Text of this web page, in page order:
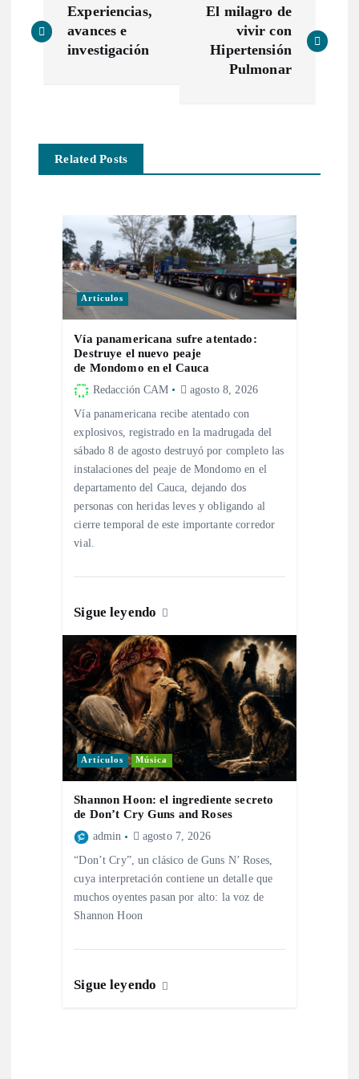
a
g
Experiencias,
avances e
investigación
El milagro de
vivir con
Hipertensión
Pulmonar
Related Posts
Artículos
Vía panamericana sufre atentado:
Destruye el nuevo peaje
de Mondomo en el Cauca
Redacción CAM agosto 8, 2026
Vía panamericana recibe atentado con
explosivos, registrado en la madrugada del
sábado 8 de agosto destruyó por completo las
instalaciones del peaje de Mondomo en el
departamento del Cauca, dejando dos
personas con heridas leves y obligando al
cierre temporal de este importante corredor
vial.
Sigue leyendo
Artículos Música
Shannon Hoon: el ingrediente secreto
de Don’t Cry Guns and Roses
admin agosto 7, 2026
“Don’t Cry”, un clásico de Guns N’ Roses,
cuya interpretación contiene un detalle que
muchos oyentes pasan por alto: la voz de
Shannon Hoon
Sigue leyendo